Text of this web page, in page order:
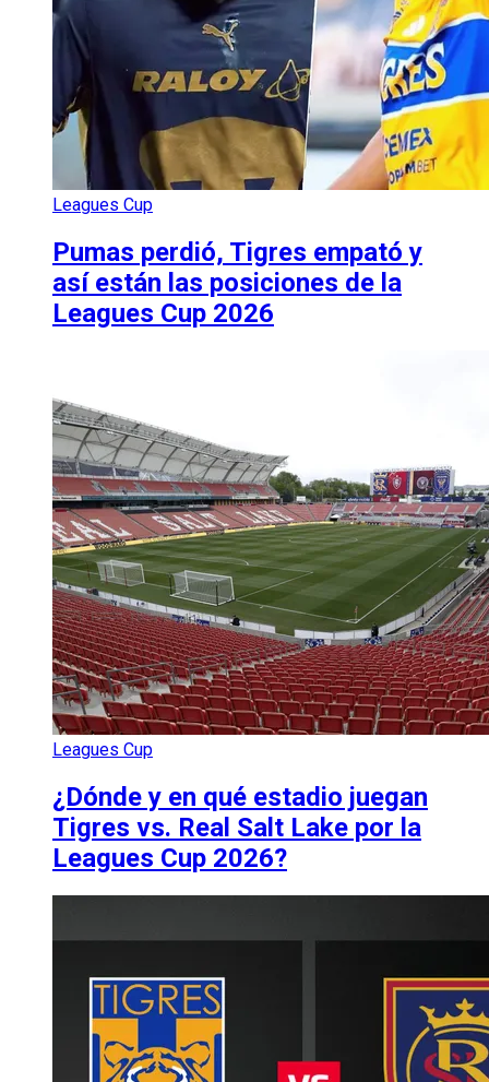
Leagues Cup
Pumas perdió, Tigres empató y
así están las posiciones de la
Leagues Cup 2026
Leagues Cup
¿Dónde y en qué estadio juegan
Tigres vs. Real Salt Lake por la
Leagues Cup 2026?